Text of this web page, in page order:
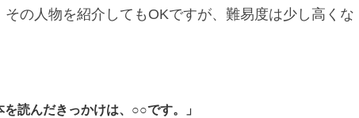
の人物を紹介してもOKですが、難易度は少し高くな
読んだきっかけは、○○です。」